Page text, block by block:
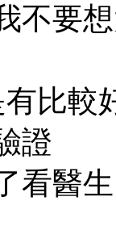
不要
有比
證
看醫